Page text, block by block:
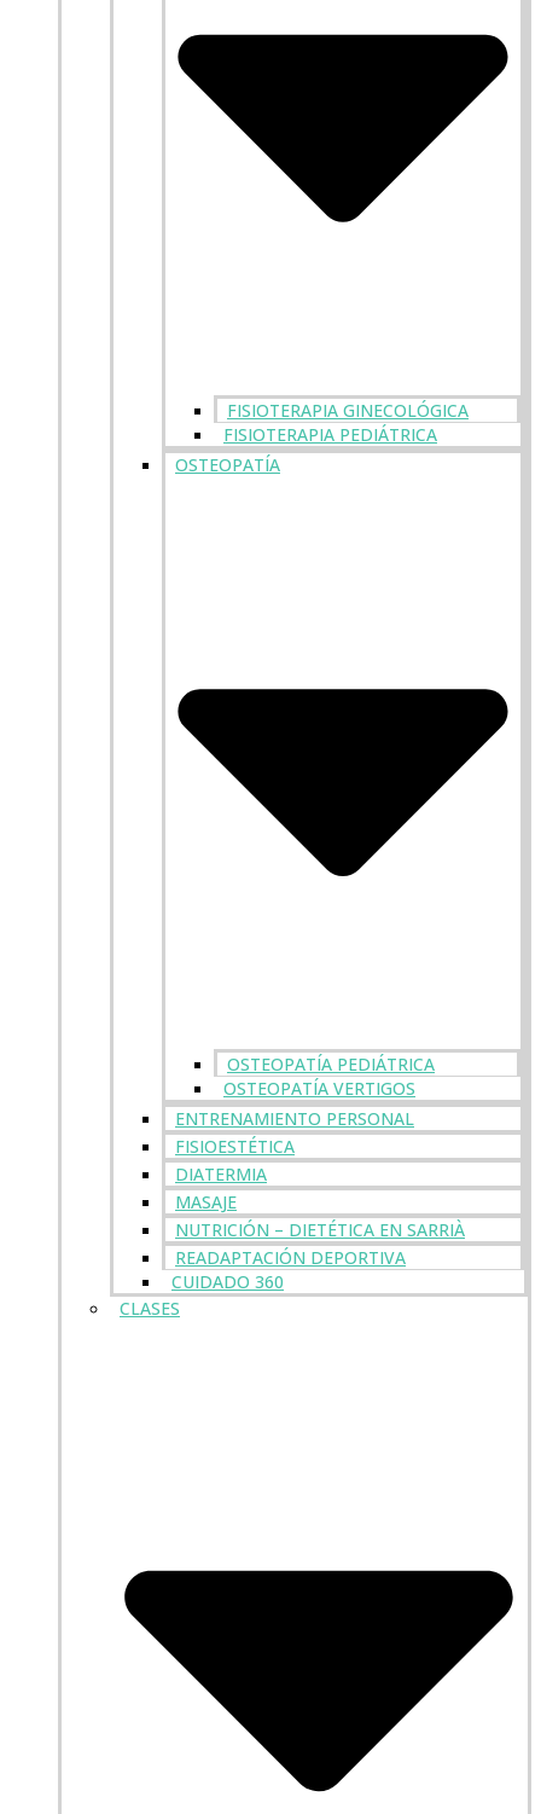
FISIOTERAPIA GINECOLÓGICA
FISIOTERAPIA PEDIÁTRICA
OSTEOPATÍA
OSTEOPATÍA PEDIÁTRICA
OSTEOPATÍA VERTIGOS
ENTRENAMIENTO PERSONAL
FISIOESTÉTICA
DIATERMIA
MASAJE
NUTRICIÓN – DIETÉTICA EN SARRIÀ
READAPTACIÓN DEPORTIVA
CUIDADO 360
CLASES